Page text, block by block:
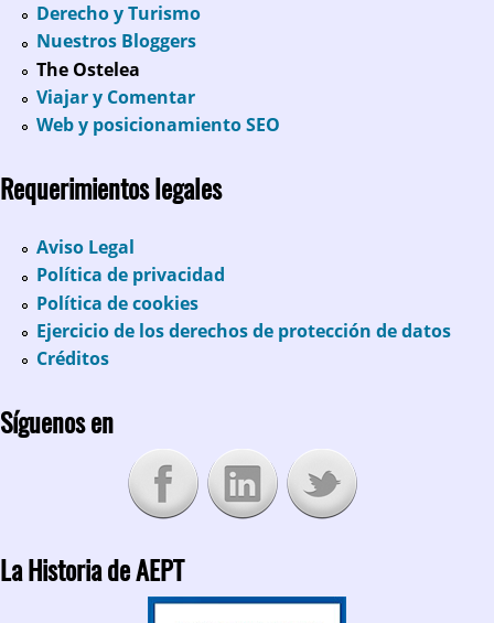
Derecho y Turismo
Nuestros Bloggers
The Ostelea
Viajar y Comentar
Web y posicionamiento SEO
Requerimientos legales
Aviso Legal
Política de privacidad
Política de cookies
Ejercicio de los derechos de protección de datos
Créditos
Síguenos en
La Historia de AEPT